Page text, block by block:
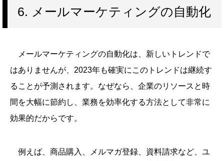
6. メールマーケティングの自動化
メールマーケティングの自動化は、新しいトレンドで
はありませんが、2023年も確実にこのトレンドは継続す
ることが予測されます。なぜなら、企業のリソースと時
間を大幅に節約し、業務を効率化する方法として非常に
効果的だからです。
例えば、商品購入、メルマガ登録、資料請求など、ユ